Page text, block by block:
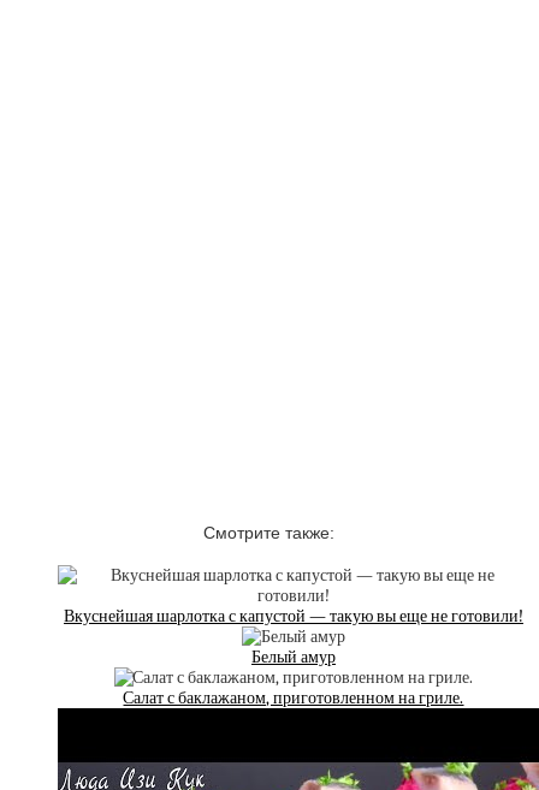
Смотрите также:
Вкуснейшая шарлотка с капустой — такую вы еще не готовили!
Белый амур
Салат с баклажаном, приготовленном на гриле.